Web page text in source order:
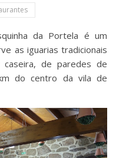
as iguarias tradicionais
caseira, de paredes de
do centro da vila de